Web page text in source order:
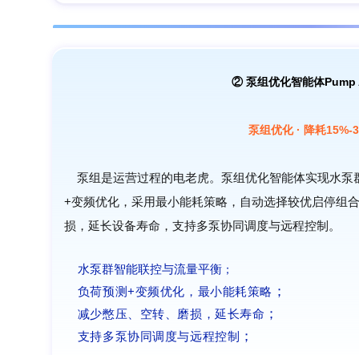
② 泵组优化智能体
泵组优化 · 降耗15%-
泵组是运营过程的电老虎。泵组优化智能体实现水
+变频优化，采用最小能耗策略，自动选择较优启停组
损，延长设备寿命，支持多泵协同调度与远程控制。
水泵群智能联控与流量平衡；
负荷预测+变频优化，最小能耗策略 ；
减少憋压、空转、磨损，延长寿命 ；
支持多泵协同调度与远程控制 ；